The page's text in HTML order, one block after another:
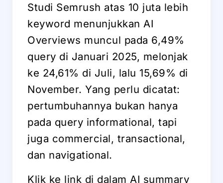
Studi Semrush atas 10 juta lebih
keyword menunjukkan AI
Overviews muncul pada 6,49%
query di Januari 2025, melonjak
ke 24,61% di Juli, lalu 15,69% di
November. Yang perlu dicatat:
pertumbuhannya bukan hanya
pada query informational, tapi
juga commercial, transactional,
dan navigational.
Klik ke link di dalam AI summary